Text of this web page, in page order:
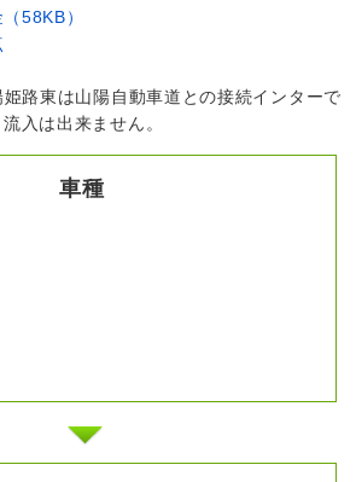
58KB）
路東は山陽自動車道との接続インターで
入は出来ません。
車種